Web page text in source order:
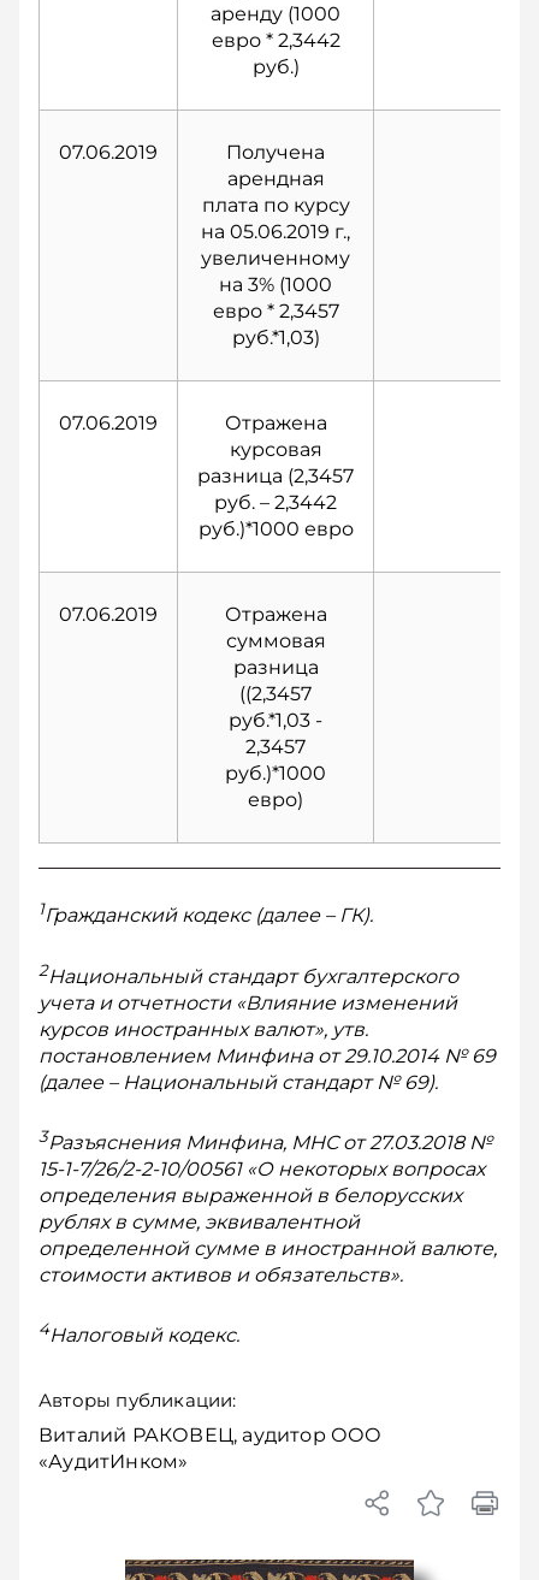
аренду (1000
евро * 2,3442
руб.)
07.06.2019
Получена
арендная
плата по курсу
на 05.06.2019 г.,
увеличенному
на 3% (1000
евро * 2,3457
руб.*1,03)
07.06.2019
Отражена
курсовая
разница (2,3457
руб. – 2,3442
руб.)*1000 евро
07.06.2019
Отражена
суммовая
разница
((2,3457
руб.*1,03 -
2,3457
руб.)*1000
евро)
1Гражданский кодекс (далее – ГК).
2Национальный стандарт бухгалтерского
учета и отчетности «Влияние изменений
курсов иностранных валют», утв.
постановлением Минфина от 29.10.2014 № 69
(далее – Национальный стандарт № 69).
3Разъяснения Минфина, МНС от 27.03.2018 №
15-1-7/26/2-2-10/00561 «О некоторых вопросах
определения выраженной в белорусских
рублях в сумме, эквивалентной
определенной сумме в иностранной валюте,
стоимости активов и обязательств».
4Налоговый кодекс.
Авторы публикации:
Виталий РАКОВЕЦ, аудитор ООО
«АудитИнком»